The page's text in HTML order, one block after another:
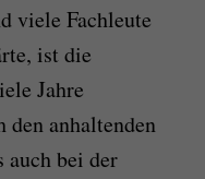
viele Fachleute
ist die
Jahre
den anhaltenden
auch bei der